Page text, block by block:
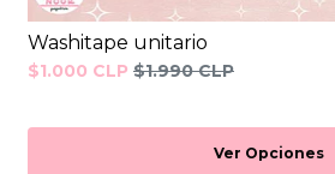
Washitape unitario
$1.000 CLP $1.990 CLP
Ver Opciones